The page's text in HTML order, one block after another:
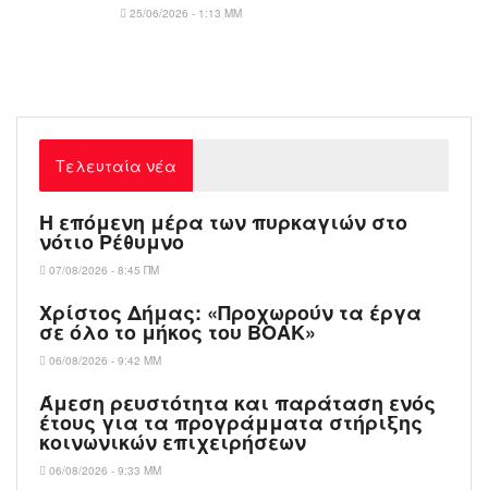
25/06/2026 - 1:13 ΜΜ
Τελευταία νέα
Η επόμενη μέρα των πυρκαγιών στο
νότιο Ρέθυμνο
07/08/2026 - 8:45 ΠΜ
Χρίστος Δήμας: «Προχωρούν τα έργα
σε όλο το μήκος του ΒΟΑΚ»
06/08/2026 - 9:42 ΜΜ
Άμεση ρευστότητα και παράταση ενός
έτους για τα προγράμματα στήριξης
κοινωνικών επιχειρήσεων
06/08/2026 - 9:33 ΜΜ